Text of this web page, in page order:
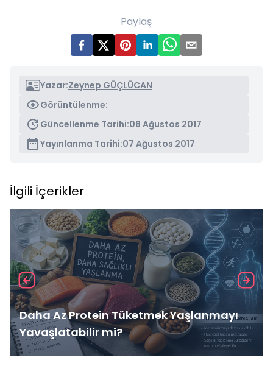
Paylaş
Yazar:Zeynep GÜÇLÜCAN
Görüntülenme:
Güncellenme Tarihi:08 Ağustos 2017
Yayınlanma Tarihi:07 Ağustos 2017
İlgili İçerikler
Daha Az Protein Tüketmek Yaşlanmayı
Yavaşlatabilir mi?